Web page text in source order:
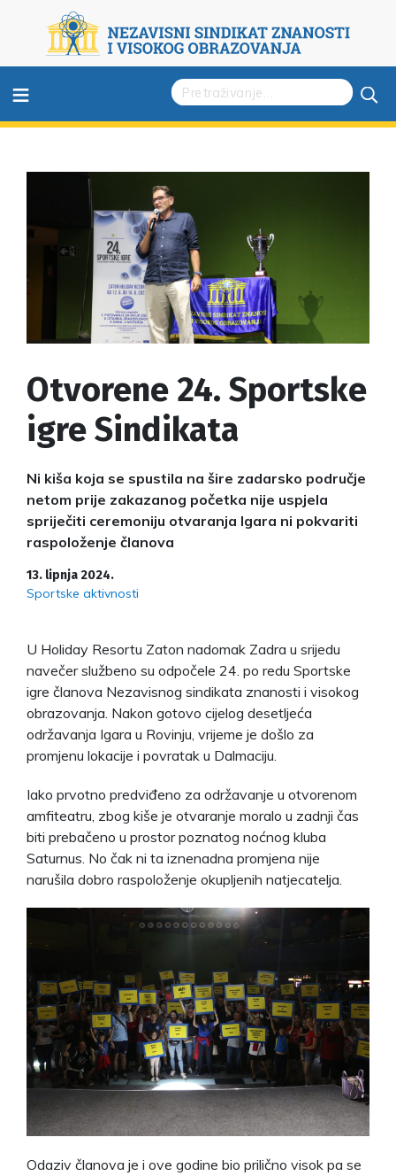
≡
Otvorene 24. Sportske
igre Sindikata
Ni kiša koja se spustila na šire zadarsko područje
netom prije zakazanog početka nije uspjela
spriječiti ceremoniju otvaranja Igara ni pokvariti
raspoloženje članova
13. lipnja 2024.
Sportske aktivnosti
U Holiday Resortu Zaton nadomak Zadra u srijedu
navečer službeno su odpočele 24. po redu Sportske
igre članova Nezavisnog sindikata znanosti i visokog
obrazovanja. Nakon gotovo cijelog desetljeća
održavanja Igara u Rovinju, vrijeme je došlo za
promjenu lokacije i povratak u Dalmaciju.
Iako prvotno predviđeno za održavanje u otvorenom
amfiteatru, zbog kiše je otvaranje moralo u zadnji čas
biti prebačeno u prostor poznatog noćnog kluba
Saturnus. No čak ni ta iznenadna promjena nije
narušila dobro raspoloženje okupljenih natjecatelja.
Odaziv članova je i ove godine bio prilično visok pa se